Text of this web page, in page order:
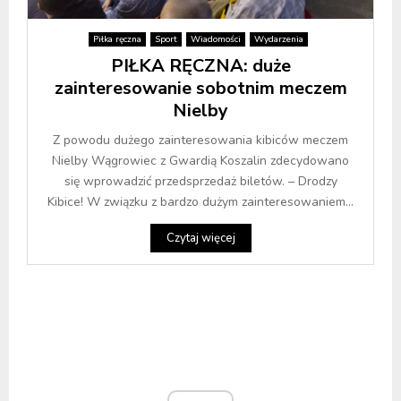
Piłka ręczna Sport Wiadomości Wydarzenia
PIŁKA RĘCZNA: duże
zainteresowanie sobotnim meczem
Nielby
Z powodu dużego zainteresowania kibiców meczem
Nielby Wągrowiec z Gwardią Koszalin zdecydowano
się wprowadzić przedsprzedaż biletów. – Drodzy
Kibice! W związku z bardzo dużym zainteresowaniem...
Czytaj więcej